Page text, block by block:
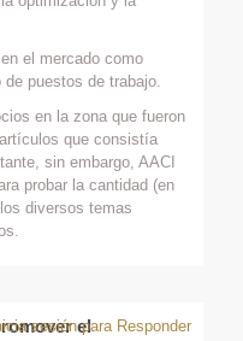
el mercado como
puestos de trabajo.
en la zona que fueron
que consistía
sin embargo, AACI
probar la cantidad (en
diversos temas
el
sesión para Responder